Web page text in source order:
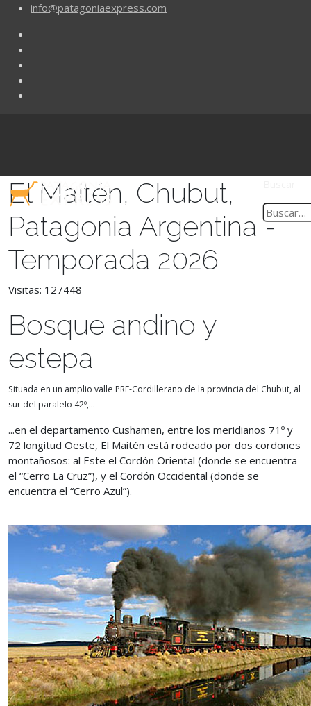
info@patagoniaexpress.com
El Maitén, Chubut,
Patagonia Argentina -
Temporada 2026
Visitas: 127448
Bosque andino y
estepa
Situada en un amplio valle PRE-Cordillerano de la provincia del Chubut, al
sur del paralelo 42º,...
...en el departamento Cushamen, entre los meridianos 71º y
72 longitud Oeste, El Maitén está rodeado por dos cordones
montañosos: al Este el Cordón Oriental (donde se encuentra
el “Cerro La Cruz”), y el Cordón Occidental (donde se
encuentra el “Cerro Azul”).